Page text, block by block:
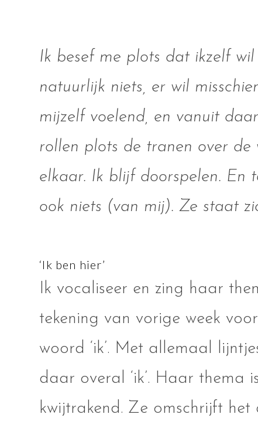
Ik besef me plots dat ikzelf
natuurlijk niets, er wil
mijzelf voelend, en vanuit
rollen plots de tranen over de
elkaar. Ik blijf doorspelen. En
ook niets (van mij). Ze staat
‘Ik ben hier’
Ik vocaliseer en zing haar
tekening van vorige week
woord ‘ik’. Met allemaal
daar overal ‘ik’. Haar thema
kwijtrakend. Ze omschrijft het